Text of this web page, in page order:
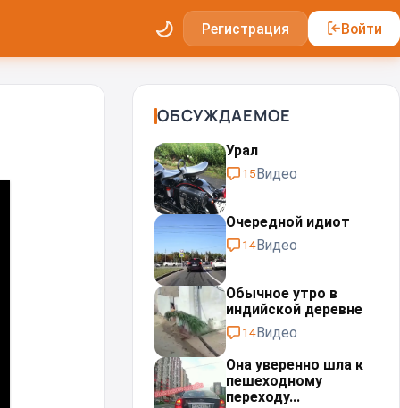
Регистрация Войти
ОБСУЖДАЕМОЕ
Урал⁠⁠
15Видео
Очередной идиот
14Видео
Обычное утро в
индийской деревне
14Видео
Она уверенно шла к
пешеходному
переходу...